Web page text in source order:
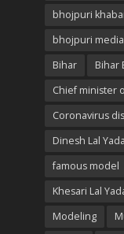
bhojpuri
bhojpuri media
Bihar
Bihar
Chief minister
Coronavirus
Dinesh Lal
famous model
Khesari Lal
Modeling